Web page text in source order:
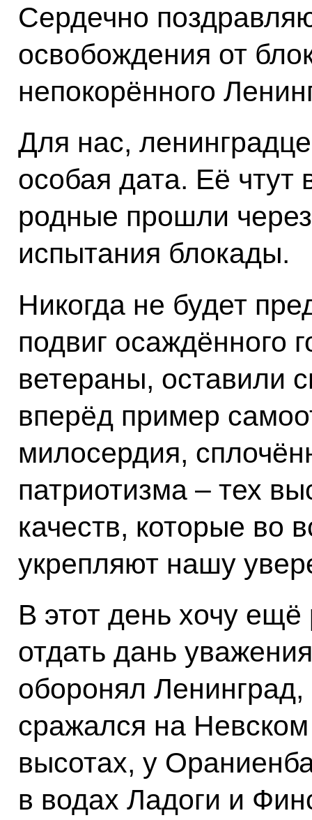
Сердечно
освобождения от
непокорённого
Для нас,
особая дата. Её чтут
родные прошли
испытания блокады.
Никогда не будет
подвиг осаждённого
ветераны, оставили
вперёд пример
милосердия,
патриотизма – тех
качеств, которые во
укрепляют нашу
В этот день хочу ещё
отдать дань
оборонял
сражался на Невском
высотах, у
в водах Ладоги и